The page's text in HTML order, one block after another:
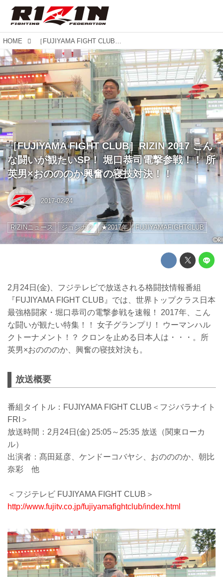
HOME ［FUJIYAMA FIGHT CLUB］RIZIN 2017 こんな闘いが観たいSP！ 堀口恭司電撃参戦！！ 所英男×おのののか興奮の寝技対決！！
［FUJIYAMA FIGHT CLUB］RIZIN 2017 こん
な闘いが観たいSP！ 堀口恭司電撃参戦！！ 所
英男×おのののか興奮の寝技対決！！
2017-02-24
RIZINニュース ジョシカク ★2017年 FUJIYAMAFIGHTCLUB
2月24日(金)、フジテレビで放送される格闘技情報番組
『FUJIYAMA FIGHT CLUB』では、世界トップクラス日本
最強格闘家・堀口恭司の電撃参戦を速報！ 2017年、こん
な闘いが観たい特集！！ 女子グランプリ！ ウーマンハル
クトーナメント！？ クロンを止める日本人は・・・。所
英男×おのののか、興奮の寝技対決も。
放送概要
番組タイトル：FUJIYAMA FIGHT CLUB＜フジバラナイト
FRI＞
放送時間：2月24日(金) 25:05～25:35 放送（関東ローカ
ル）
出演者：髙田延彦、ケンドーコバヤシ、おのののか、朝比
奈彩 他
＜フジテレビ FUJIYAMA FIGHT CLUB＞
http://www.fujitv.co.jp/fujiyamafightclub/index.html